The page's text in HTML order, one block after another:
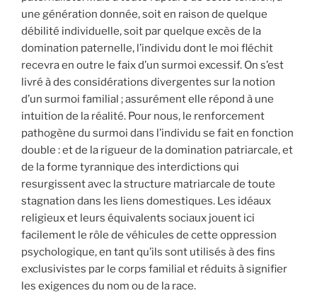
une génération donnée, soit en raison de quelque
débilité individuelle, soit par quelque excès de la
domination paternelle, l’individu dont le moi fléchit
recevra en outre le faix d’un surmoi excessif. On s’est
livré à des considérations divergentes sur la notion
d’un surmoi familial ; assurément elle répond à une
intuition de la réalité. Pour nous, le renforcement
pathogène du surmoi dans l’individu se fait en fonction
double : et de la rigueur de la domination patriarcale, et
de la forme tyrannique des interdictions qui
resurgissent avec la structure matriarcale de toute
stagnation dans les liens domestiques. Les idéaux
religieux et leurs équivalents sociaux jouent ici
facilement le rôle de véhicules de cette oppression
psychologique, en tant qu’ils sont utilisés à des fins
exclusivistes par le corps familial et réduits à signifier
les exigences du nom ou de la race.